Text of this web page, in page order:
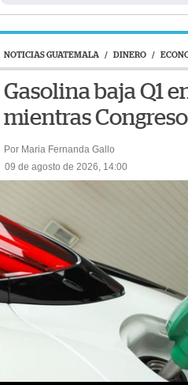
NOTICIAS GUATEMALA / DINERO /
Gasolina baja Q1
mientras
Por Maria Fernanda Gallo
09 de agosto de 2026, 14:00